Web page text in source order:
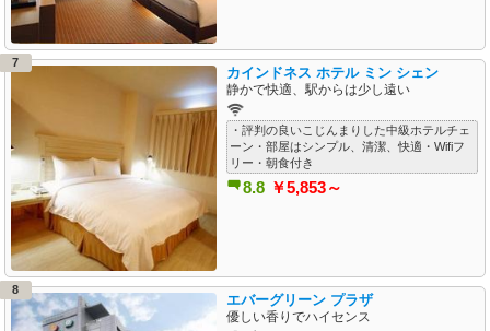
7
カインドネス ホテル ミン シェン
静かで快適、駅からは少し遠い
・評判の良いこじんまりした中級ホテルチェ
ーン・部屋はシンプル、清潔、快適・Wifiフ
リー・朝食付き
8.8 ￥5,853～
8
エバーグリーン プラザ
優しい香りでハイセンス